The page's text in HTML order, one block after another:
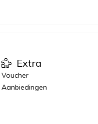
Extra
Voucher
Aanbiedingen